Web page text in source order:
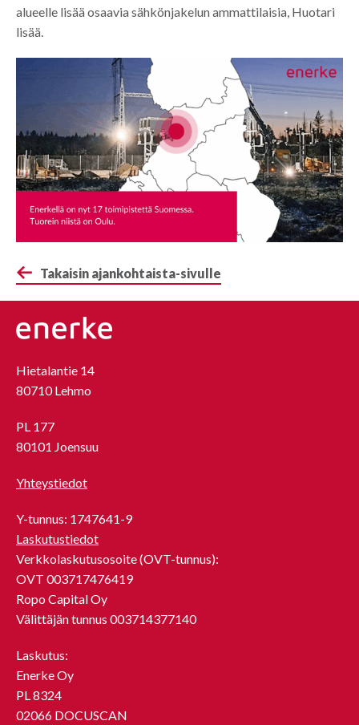
alueelle lisää osaavia sähkönjakelun ammattilaisia, Huotari
lisää.
Takaisin ajankohtaista-sivulle
Hietalantie 14
80710 Lehmo
PL 177
80101 Joensuu
Yhteystiedot
Y-tunnus: 1747641-9
Laskutustiedot
Verkkolaskutusosoite (OVT-tunnus):
OVT 003717476419
Ropo Capital Oy
Välittäjän tunnus 003714377140
Laskutus:
Enerke Oy
PL 8324
02066 DOCUSCAN